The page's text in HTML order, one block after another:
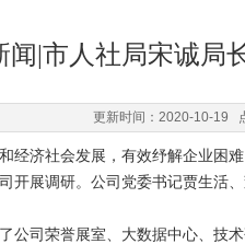
闻|市人社局宋诚局
更新时间：2020-10-19
济社会发展，有效纾解企业困难
开展调研。公司党委书记贾生活
司荣誉展室、大数据中心、技术